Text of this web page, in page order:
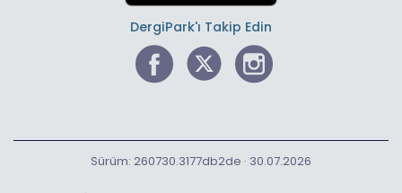
DergiPark'ı Takip Edin
Sürüm: 260730.3177db2de · 30.07.2026